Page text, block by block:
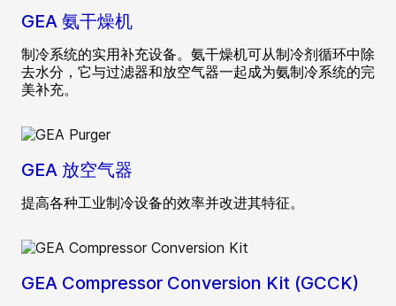
GEA 氨干燥机
制冷系统的实用补充设备。氨干燥机可从制冷剂循环中除
去水分，它与过滤器和放空气器一起成为氨制冷系统的完
美补充。
GEA 放空气器
提高各种工业制冷设备的效率并改进其特征。
GEA Compressor Conversion Kit (GCCK)